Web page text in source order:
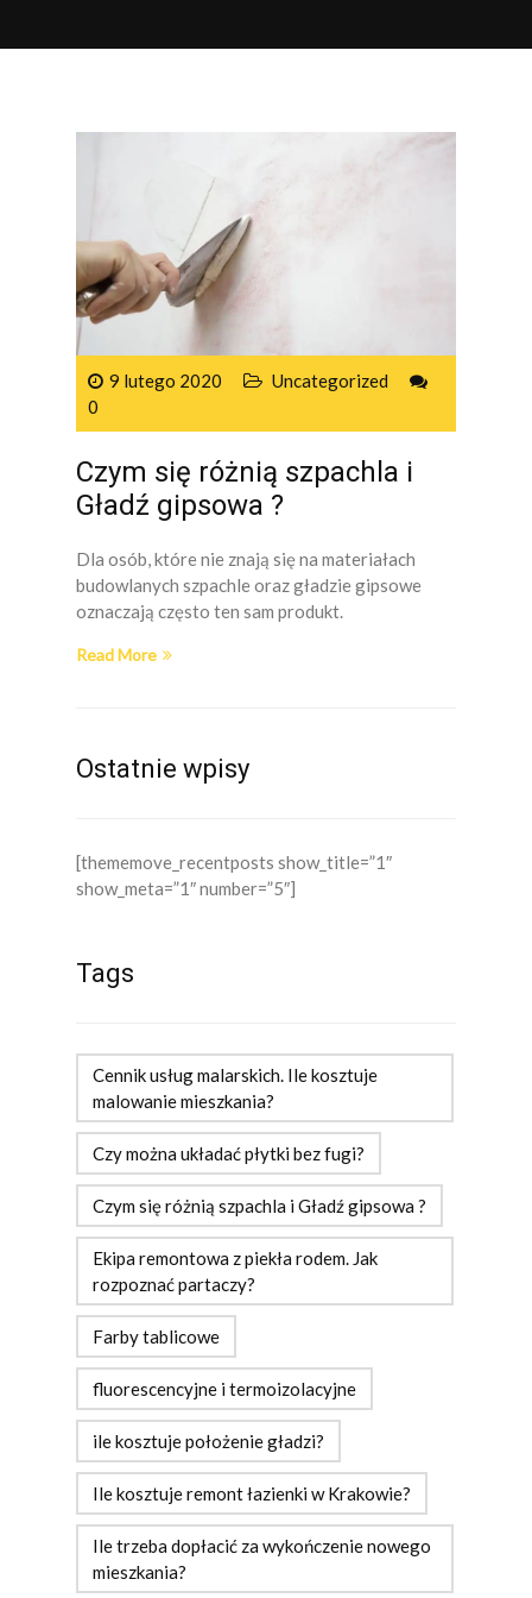
9 lutego 2020
Uncategorized
0
Czym się różnią szpachla i
Gładź gipsowa ?
Dla osób, które nie znają się na materiałach
budowlanych szpachle oraz gładzie gipsowe
oznaczają często ten sam produkt.
Read More
Ostatnie wpisy
[thememove_recentposts show_title=”1″
show_meta=”1″ number=”5″]
Tags
Cennik usług malarskich. Ile kosztuje
malowanie mieszkania?
Czy można układać płytki bez fugi?
Czym się różnią szpachla i Gładź gipsowa ?
Ekipa remontowa z piekła rodem. Jak
rozpoznać partaczy?
Farby tablicowe
fluorescencyjne i termoizolacyjne
ile kosztuje położenie gładzi?
Ile kosztuje remont łazienki w Krakowie?
Ile trzeba dopłacić za wykończenie nowego
mieszkania?